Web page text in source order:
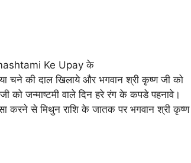
Ke Upay के
चने की दाल खिलाये और भगवान श्री कृष्ण जी को
को जन्माष्टमी वाले दिन हरे रंग के कपडे पहनावे।
से मिथुन राशि के जातक पर भगवान श्री कृष्ण